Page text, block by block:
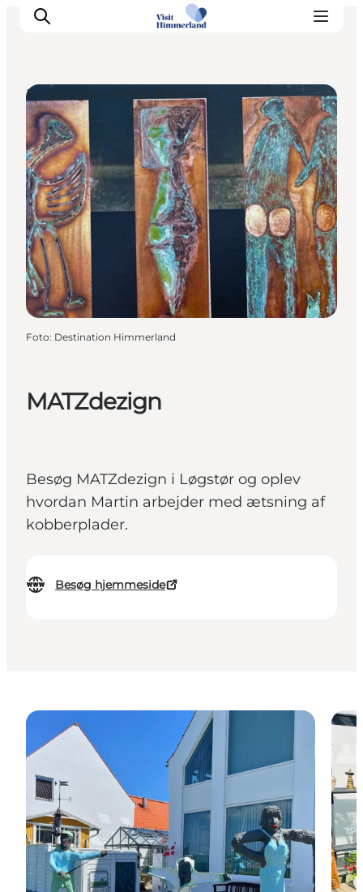
Oplev Himmerland
Udforsk naturen
Himmerlandsbyer
DET SKER
Planlæg din ferie
Book Oplevelser
Praktisk info
MATZdezign
Besøg MATZdezign i Løgstør og oplev
hvordan Martin arbejder med ætsning af
kobberplader.
Besøg hjemmeside
Kunst og kunsthåndværkere
Foto: Destination Himmerland